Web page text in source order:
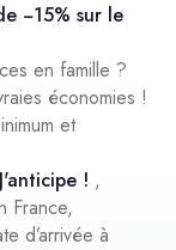
−15% sur le
en famille ?
économies !
et
J'anticipe ! ,
France,
d’arrivée à